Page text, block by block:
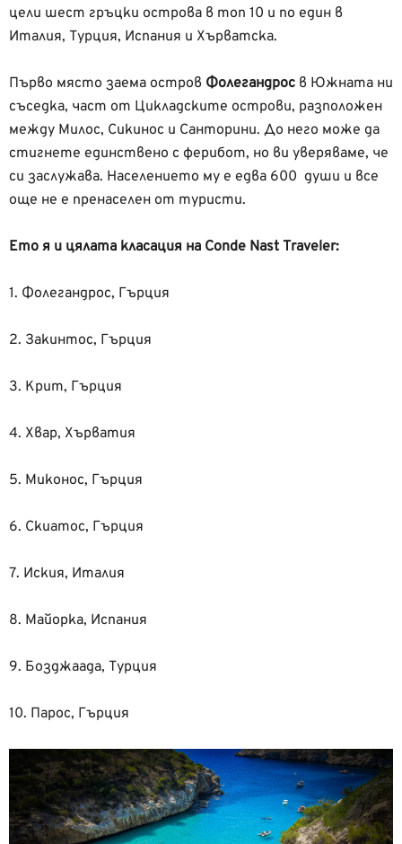
цели шест гръцки острова в топ 10 и по един в
Италия, Турция, Испания и Хърватска.
Първо място заема остров Фолегандрос в Южната ни
съседка, част от Цикладските острови, разположен
между Милос, Сикинос и Санторини. До него може да
стигнете единствено с ферибот, но ви уверяваме, че
си заслужава. Населението му е едва 600 души и все
още не е пренаселен от туристи.
Ето я и цялата класация на Conde Nast Traveler:
1. Фолегандрос, Гърция
2. Закинтос, Гърция
3. Крит, Гърция
4. Хвар, Хърватия
5. Миконос, Гърция
6. Скиатос, Гърция
7. Иския, Италия
8. Майорка, Испания
9. Бозджаада, Турция
10. Парос, Гърция